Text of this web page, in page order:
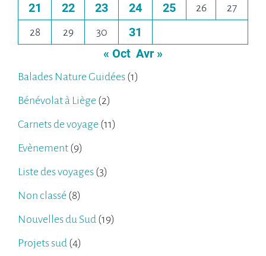
21 22 23 24 25 26 27
28 29 30
31
« Oct Avr »
Balades Nature Guidées (1)
Bénévolat à Liège (2)
Carnets de voyage (11)
Evènement (9)
Liste des voyages (3)
Non classé (8)
Nouvelles du Sud (19)
Projets sud (4)